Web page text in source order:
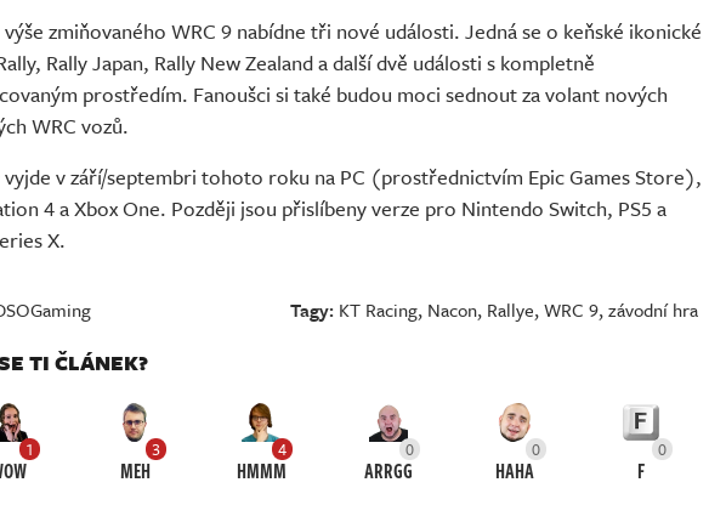
zmiňovaného WRC 9 nabídne tři nové události. Jedná se o keňské ikonické
Rally Japan, Rally New Zealand a další dvě události s kompletně
prostředím. Fanoušci si také budou moci sednout za volant nových
WRC vozů.
vyjde v září/septembri tohoto roku na PC (prostřednictvím Epic Games Store),
4 a Xbox One. Později jsou přislíbeny verze pro Nintendo Switch, PS5 a
X.
Tagy: KT Racing, Nacon, Rallye,WRC 9,závodní hra
TI ČLÁNEK?
1 3
MEH
4
HMMM
0
ARRGG
0
HAHA
0
F